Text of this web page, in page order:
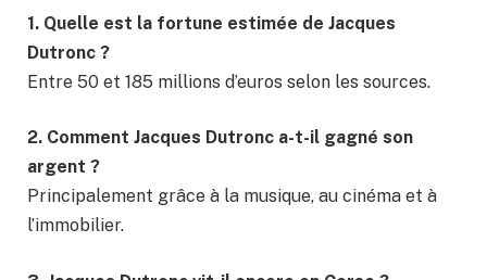
1. Quelle est la fortune estimée de Jacques
Dutronc ?
Entre 50 et 185 millions d’euros selon les sources.
2. Comment Jacques Dutronc a-t-il gagné son
argent ?
Principalement grâce à la musique, au cinéma et à
l’immobilier.